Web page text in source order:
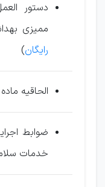
دستور
ممیزی
رایگان)
الحاقیه ماده 13 (ابلاغ جد
ضوابط اجرای
خدمات